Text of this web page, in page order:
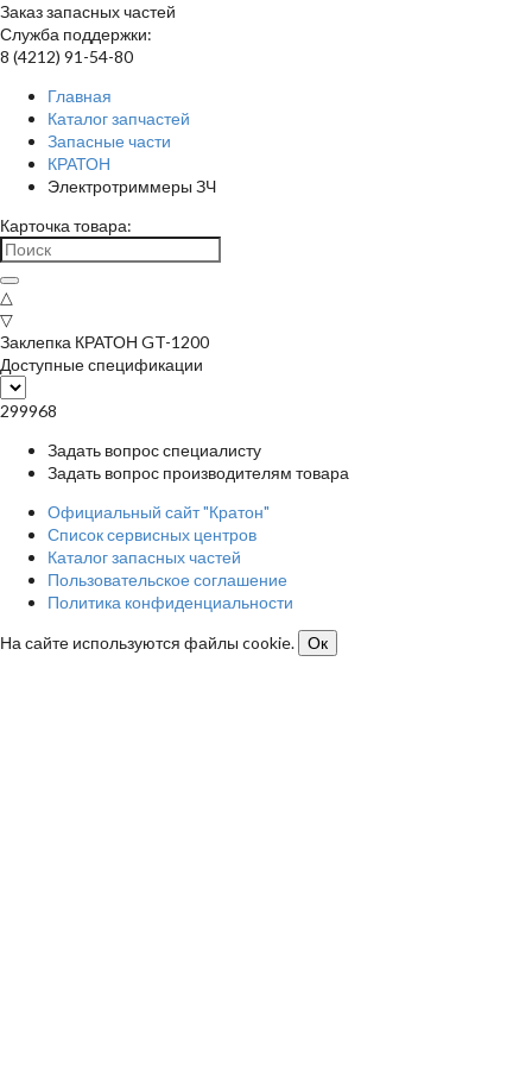
Заказ запасных частей
Служба поддержки:
8 (4212) 91-54-80
Главная
Каталог запчастей
Запасные части
КРАТОН
Электротриммеры ЗЧ
Карточка товара:
△
▽
Заклепка КРАТОН GT-1200
Доступные спецификации
299968
Задать вопрос специалисту
Задать вопрос производителям товара
Официальный сайт "Кратон"
Список сервисных центров
Каталог запасных частей
Пользовательское соглашение
Политика конфиденциальности
На сайте используются файлы cookie.
Ок